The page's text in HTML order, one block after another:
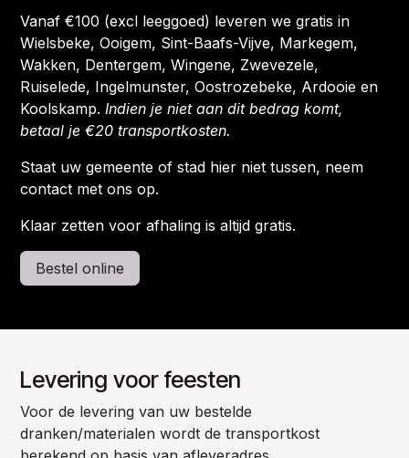
Vanaf €100 (excl leeggoed) leveren we gratis in
Wielsbeke, Ooigem, Sint-Baafs-Vijve, Markegem,
Wakken, Dentergem, Wingene, Zwevezele,
Ruiselede, Ingelmunster, Oostrozebeke, Ardooie en
Koolskamp. Indien je niet aan dit bedrag komt,
betaal je €20 transportkosten.
Staat uw gemeente of stad hier niet tussen, neem
contact met ons op.
Klaar zetten voor afhaling is altijd gratis.
Bestel online
Levering voor feesten
Voor de levering van uw bestelde
dranken/materialen wordt de transportkost